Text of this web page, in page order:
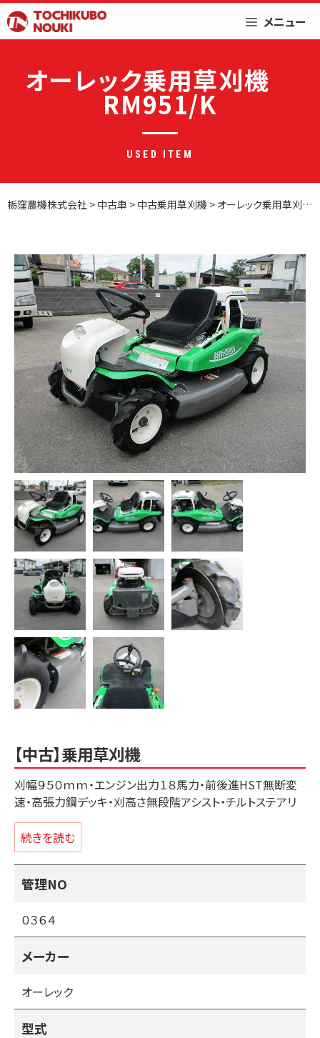
Skip
to
メニュー
オーレック乗用草刈機
RM951/K
USED ITEM
栃窪農機株式会社 > 中古車 > 中古乗用草刈機 > オーレック乗用草刈機 RM951/K
【中古】乗用草刈機
刈幅９５０ｍｍ・エンジン出力１８馬力・前後進HST無断変
速・高張力鋼デッキ・刈高さ無段階アシスト・チルトステアリ
ング・デッキカバー内洗浄機能付き
＊刈刃、ベルト、油脂類、エレメント等の消耗品は交換済みで
す。
中古の草刈機は草の水分でサビが出やすくフロントタイヤの
縦軸・横軸・刈り取り軸のガタ等のチェックが必要になりま
す。
ます。
商品の選択の際は部品の供給が可能なのかも含め、必ず確
かめる点になりますが、当社の整備済みの商品はフレームの
続きを読む
管理NO
０３６４
メーカー
オーレック
型式